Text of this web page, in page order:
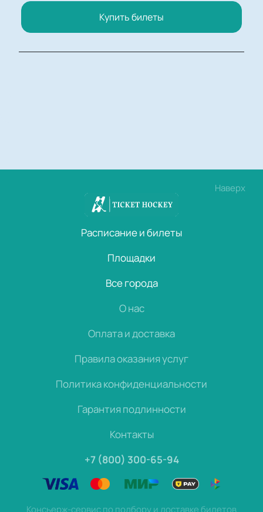
Купить билеты
Наверх
Расписание и билеты
Площадки
Все города
О нас
Оплата и доставка
Правила оказания услуг
Политика конфиденциальности
Гарантия подлинности
Контакты
+7 (800) 300-65-94
Консьерж-сервис по подбору и доставке билетов